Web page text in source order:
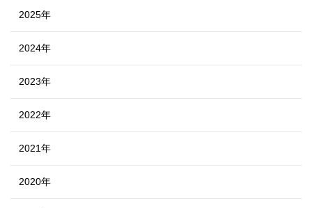
2025年
2024年
2023年
2022年
2021年
2020年